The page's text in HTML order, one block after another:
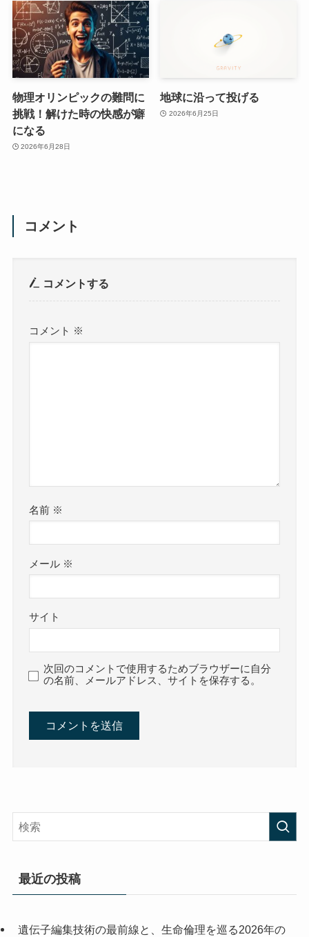
物理オリンピックの難問に
挑戦！解けた時の快感が癖
になる
2026年6月28日
地球に沿って投げる
2026年6月25日
コメント
コメントする
コメント ※
名前 ※
メール ※
サイト
次回のコメントで使用するためブラウザーに自分
の名前、メールアドレス、サイトを保存する。
最近の投稿
遺伝子編集技術の最前線と、生命倫理を巡る2026年の